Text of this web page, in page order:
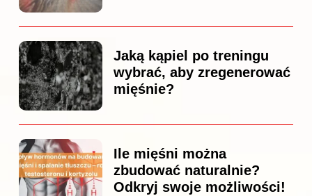
Jaką kąpiel po treningu
wybrać, aby zregenerować
mięśnie?
Ile mięśni można
zbudować naturalnie?
Odkryj swoje możliwości!